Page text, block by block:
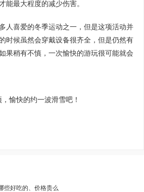
能最大程度的减少伤害。
人喜爱的冬季运动之一，但是这项活动并
时候虽然会穿戴设备很齐全，但是仍然有
果稍有不慎，一次愉快的游玩很可能就会
愉快的约一波滑雪吧！
些好吃的、价格贵么